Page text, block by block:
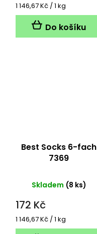
Měrná
cena:
1 146,67 Kč / 1 kg
Do košíku
Best Socks 6-fach
7369
Skladem (8 ks)
172 Kč
Měrná
cena:
1 146,67 Kč / 1 kg